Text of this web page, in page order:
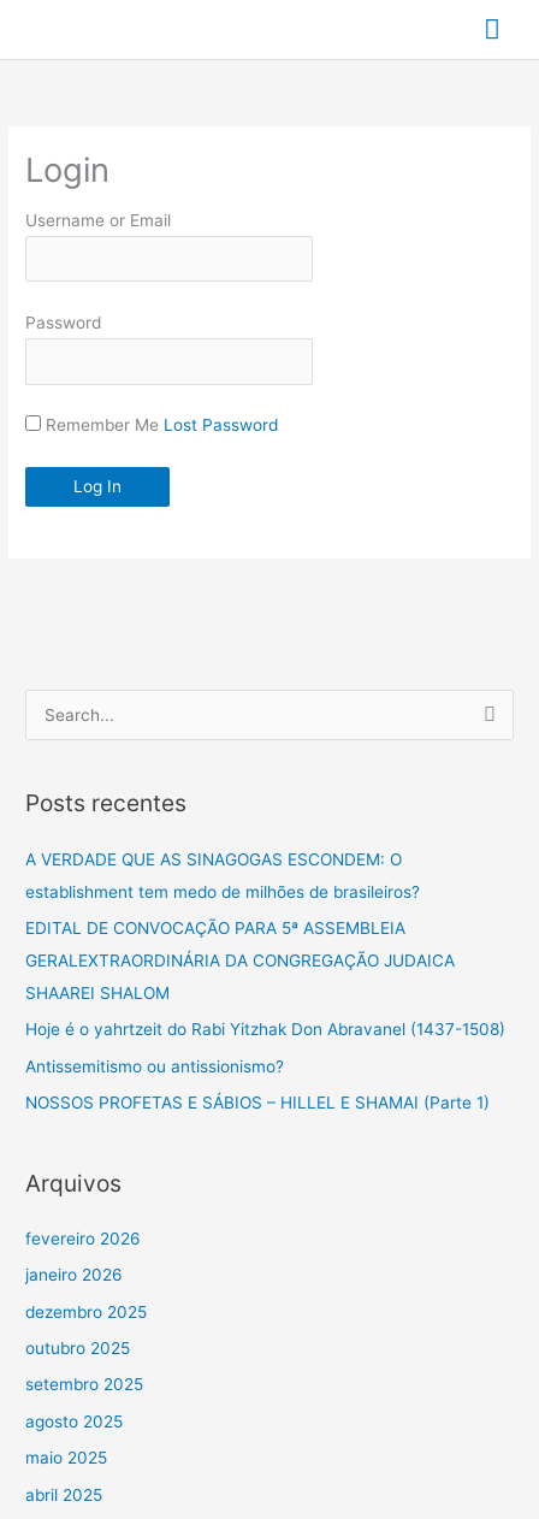
Login
Username or Email
Password
Remember Me Lost Password
q
u
r
:
Posts recentes
A VERDADE QUE AS SINAGOGAS ESCONDEM: O
establishment tem medo de milhões de brasileiros?
EDITAL DE CONVOCAÇÃO PARA 5ª ASSEMBLEIA
GERALEXTRAORDINÁRIA DA CONGREGAÇÃO JUDAICA
SHAAREI SHALOM
Hoje é o yahrtzeit do Rabi Yitzhak Don Abravanel (1437-1508)
Antissemitismo ou antissionismo?
NOSSOS PROFETAS E SÁBIOS – HILLEL E SHAMAI (Parte 1)
Arquivos
fevereiro 2026
janeiro 2026
dezembro 2025
outubro 2025
setembro 2025
agosto 2025
maio 2025
abril 2025